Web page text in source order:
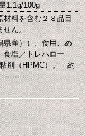
1.1g/100g
材料を含む２８品目
せん。
県産））、食用こめ
食塩／トレハロー
剤（HPMC）。 約